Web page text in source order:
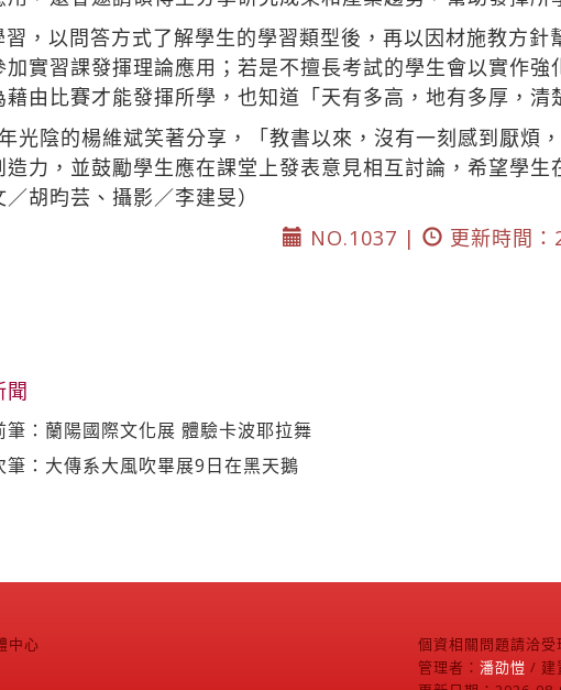
，以問答方式了解學生的學習類型後，再以因材施教方
加實習課發揮理論應用；若是不擅長考試的學生會以實作
由比賽才能發揮所學，也知道「天有多高，地有多厚，清
光陰的楊維斌笑著分享，「教書以來，沒有一刻感到厭煩
造力，並鼓勵學生應在課堂上發表意見相互討論，希望學
胡昀芸、攝影／李建旻）
NO.1037 |
更新時間
聞
筆：蘭陽國際文化展 體驗卡波耶拉舞
筆：大傳系大風吹畢展9日在黑天鵝
中心
個資相關問題請洽
管理者： 潘劭愷 / 建